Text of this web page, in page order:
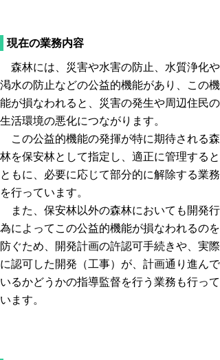
現在の業務内容
森林には、災害や水害の防止、水質浄化や
渇水の防止などの公益的機能があり、この機
能が損なわれると、災害の発生や周辺住民の
生活環境の悪化につながります。
この公益的機能の発揮が特に期待される森
林を保安林として指定し、適正に管理すると
ともに、必要に応じて部分的に解除する業務
を行っています。
また、保安林以外の森林においても開発行
為によってこの公益的機能が損なわれるのを
防ぐため、開発計画の許認可手続きや、実際
に認可した開発（工事）が、計画通り進んで
いるかどうかの指導監督を行う業務も行って
います。